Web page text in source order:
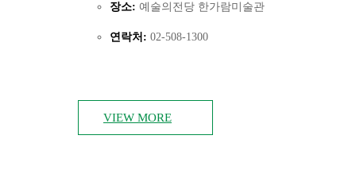
장소: 예술의전당 한가람미술관
연락처: 02-508-1300
VIEW MORE